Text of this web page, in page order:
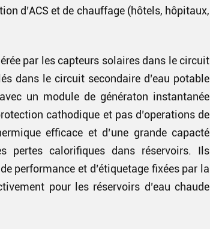
d’ACS et de chauffage (hôtels, hôpitaux,
par les capteurs solaires dans le circuit
dans le circuit secondaire d’eau potable
un module de génératon instantanée
cathodique et pas d’operations de
efficace et d’une grande capacté
pertes calorifiques dans réservoirs. Ils
performance et d’étiquetage fixées par la
pour les réservoirs d’eau chaude